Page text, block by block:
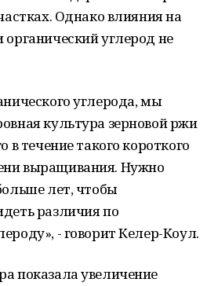
Однако влияния на
углерод не
углерода, мы
культура зерновой ржи
в течение такого короткого
выращивания. Нужно
лет, чтобы
различия по
- говорит Келер-Коул.
показала увеличение